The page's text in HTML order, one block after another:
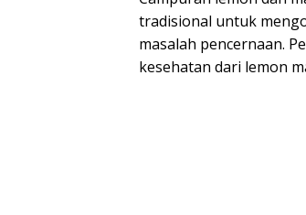
tradisional untuk
masalah pencernaan.
kesehatan dari lemon